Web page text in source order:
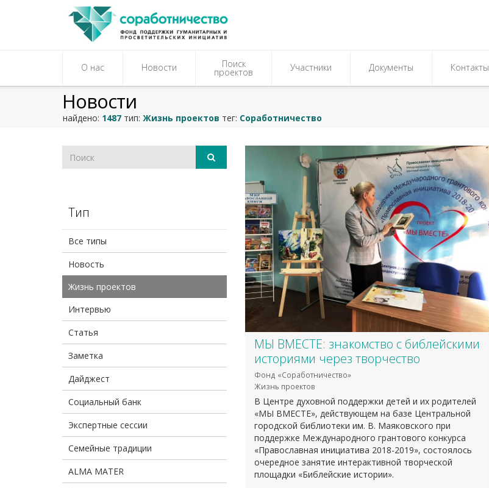
О нас Новости Поиск
проектов Участники Документы Контакты
Новости
найдено: 1487 тип: Жизнь проектов тег: Соработничество
Тип
Все типы
Новость
Жизнь проектов
Интервью
Статья
Заметка
Дайджест
Социальный банк
Экспертные сессии
Семейные традиции
ALMA MATER
МЫ ВМЕСТЕ: знакомство с библейскими
историями через творчество
Фонд «Соработничество»
Жизнь проектов
В Центре духовной поддержки детей и их родителей
«МЫ ВМЕСТЕ», действующем на базе Центральной
городской библиотеки им. В. Маяковского при
поддержке Международного грантового конкурса
«Православная инициатива 2018-2019», состоялось
очередное занятие интерактивной творческой
площадки «Библейские истории».